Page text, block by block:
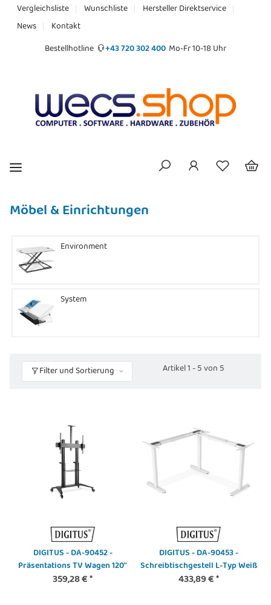
Vergleichsliste Wunschliste
Hersteller Direktservice
News
Kontakt
Bestellhotline
+43 720 302 400 Mo-Fr 10-18 Uhr
Möbel & Einrichtungen
Environment
System
Filter und Sortierung Artikel 1 - 5 von 5
DIGITUS - DA-90452 -
Präsentations TV Wagen 120"
359,28 €*
DIGITUS - DA-90453 -
Schreibtischgestell L-Typ Weiß
433,89 €*